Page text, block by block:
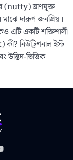
(nutty) ঘ্রাণযুক্ত
দারুণ জনপ্রিয়।
এটি একটি শক্তিশালী
নিউট্রিশনাল ইস্ট
উদ্ভিদ-ভিত্তিক